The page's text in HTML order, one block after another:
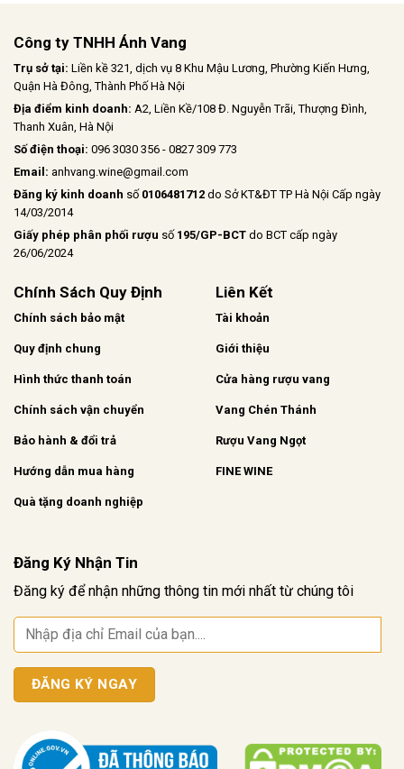
Công ty TNHH Ánh Vang
Trụ sở tại: Liền kề 321, dịch vụ 8 Khu Mậu Lương, Phường Kiến Hưng,
Quận Hà Đông, Thành Phố Hà Nội
Địa điểm kinh doanh: A2, Liền Kề/108 Đ. Nguyễn Trãi, Thượng Đình,
Thanh Xuân, Hà Nội
Số điện thoại: 096 3030 356 - 0827 309 773
Email: anhvang.wine@gmail.com
Đăng ký kinh doanh số 0106481712 do Sở KT&ĐT TP Hà Nội Cấp ngày
14/03/2014
Giấy phép phân phối rượu số 195/GP-BCT do BCT cấp ngày
26/06/2024
Chính Sách Quy Định
Chính sách bảo mật
Quy định chung
Hình thức thanh toán
Chính sách vận chuyển
Bảo hành & đổi trả
Hướng dẫn mua hàng
Quà tặng doanh nghiệp
Liên Kết
Tài khoản
Giới thiệu
Cửa hàng rượu vang
Vang Chén Thánh
Rượu Vang Ngọt
FINE WINE
Đăng Ký Nhận Tin
Đăng ký để nhận những thông tin mới nhất từ chúng tôi